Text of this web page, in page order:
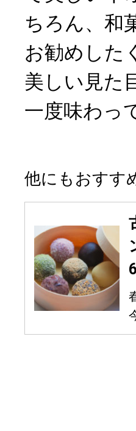
ちろん、和
お勧めした
美しい見た
一度味わっ
他にもおすす